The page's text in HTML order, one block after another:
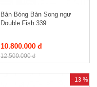
Bàn Bóng Bàn Song ngư
Double Fish 339
10.800.000 đ
12.500.000 đ
- 13 %